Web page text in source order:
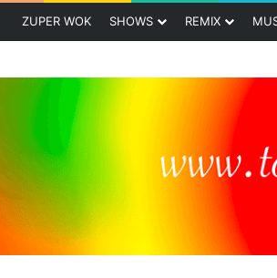
ZUPER WOK SHOWS REMIX